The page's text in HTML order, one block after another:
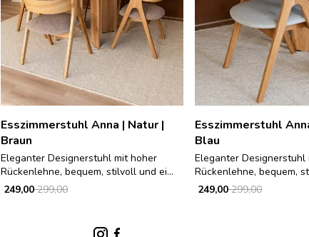
Esszimmerstuhl Anna | Natur |
Braun
Eleganter Designerstuhl mit hoher
Rückenlehne, bequem, stilvoll und ei...
299,00
249,00
Esszimmerstuhl
Blau
Eleganter Designerstuhl
Rückenlehne, bequem,
299,00
249,00